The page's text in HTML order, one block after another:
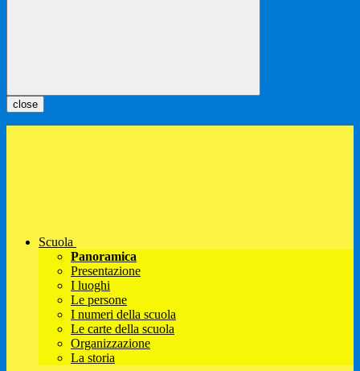
close
Scuola
Panoramica
Presentazione
I luoghi
Le persone
I numeri della scuola
Le carte della scuola
Organizzazione
La storia